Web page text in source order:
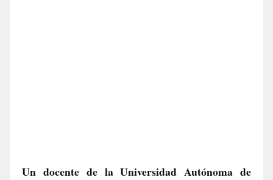
Un docente de la Universidad Autónoma de